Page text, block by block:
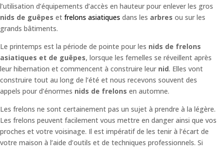
l’utilisation d’équipements d’accès en hauteur pour enlever les gros
nids de guêpes et frelons asiatiques dans les arbres ou sur les
grands bâtiments.
Le printemps est la période de pointe pour les nids de frelons
asiatiques et de guêpes, lorsque les femelles se réveillent après
leur hibernation et commencent à construire leur nid. Elles vont
construire tout au long de l’été et nous recevons souvent des
appels pour d’énormes nids de frelons en automne.
Les frelons ne sont certainement pas un sujet à prendre à la légère.
Les frelons peuvent facilement vous mettre en danger ainsi que vos
proches et votre voisinage. Il est impératif de les tenir à l’écart de
votre maison à l’aide d’outils et de techniques professionnels. Si